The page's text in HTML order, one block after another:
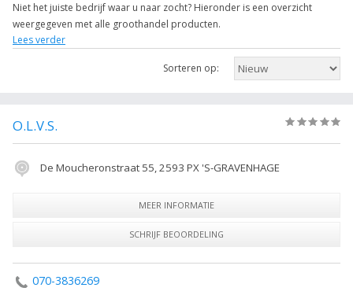
Niet het juiste bedrijf waar u naar zocht? Hieronder is een overzicht
weergegeven met alle groothandel producten.
Klik een item uit de categorie kleding groothandel in de plaats aan voor
onder andere informatie betreffende de onderneming of
horeca groothandel, groothandel, Groothandel, Den Haag Alle
Lees verder
Sorteren op:
O.L.V.S.
De Moucheronstraat 55, 2593 PX 'S-GRAVENHAGE
MEER INFORMATIE
SCHRIJF BEOORDELING
070-3836269